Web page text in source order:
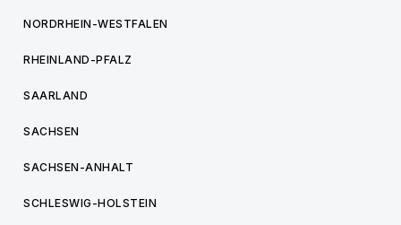
NORDRHEIN-WESTFALEN
RHEINLAND-PFALZ
SAARLAND
SACHSEN
SACHSEN-ANHALT
SCHLESWIG-HOLSTEIN